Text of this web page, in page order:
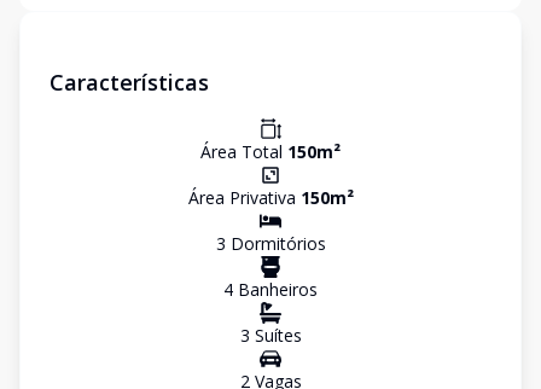
Características
Área Total 150m²
Área Privativa 150m²
3 Dormitórios
4 Banheiros
3 Suítes
2Vagas